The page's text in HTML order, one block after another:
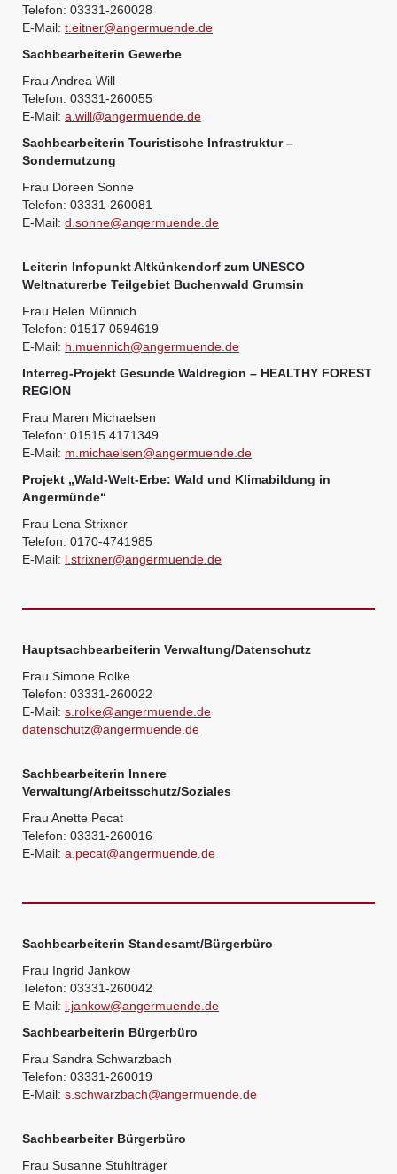
Telefon: 03331-260028
E-Mail: t.eitner@angermuende.de
Sachbearbeiterin Gewerbe
Frau Andrea Will
Telefon: 03331-260055
E-Mail: a.will@angermuende.de
Sachbearbeiterin Touristische Infrastruktur –
Sondernutzung
Frau Doreen Sonne
Telefon: 03331-260081
E-Mail: d.sonne@angermuende.de
Leiterin Infopunkt Altkünkendorf zum UNESCO
Weltnaturerbe Teilgebiet Buchenwald Grumsin
Frau Helen Münnich
Telefon: 01517 0594619
E-Mail: h.muennich@angermuende.de
Interreg-Projekt Gesunde Waldregion – HEALTHY FOREST
REGION
Frau Maren Michaelsen
Telefon: 01515 4171349
E-Mail: m.michaelsen@angermuende.de
Projekt „Wald-Welt-Erbe: Wald und Klimabildung in
Angermünde“
Frau Lena Strixner
Telefon: 0170-4741985
E-Mail: l.strixner@angermuende.de
Hauptsachbearbeiterin Verwaltung/Datenschutz
Frau Simone Rolke
Telefon: 03331-260022
E-Mail: s.rolke@angermuende.de
datenschutz@angermuende.de
Sachbearbeiterin Innere
Verwaltung/Arbeitsschutz/Soziales
Frau Anette Pecat
Telefon: 03331-260016
E-Mail: a.pecat@angermuende.de
Sachbearbeiterin Standesamt/Bürgerbüro
Frau Ingrid Jankow
Telefon: 03331-260042
E-Mail: i.jankow@angermuende.de
Sachbearbeiterin Bürgerbüro
Frau Sandra Schwarzbach
Telefon: 03331-260019
E-Mail: s.schwarzbach@angermuende.de
Sachbearbeiter Bürgerbüro
Frau Susanne Stuhlträger